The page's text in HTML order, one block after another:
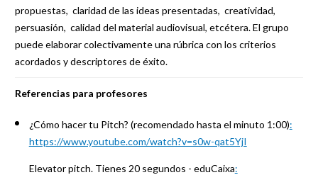
propuestas, claridad de las ideas presentadas, creatividad,
persuasión, calidad del material audiovisual, etcétera. El grupo
puede elaborar colectivamente una rúbrica con los criterios
acordados y descriptores de éxito.
Referencias para profesores
¿Cómo hacer tu Pitch? (recomendado hasta el minuto 1:00):
https://www.youtube.com/watch?v=s0w-qat5YjI
Elevator pitch. Tienes 20 segundos - eduCaixa: